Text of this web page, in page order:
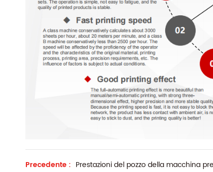
Precedente : Prestazioni del pozzo della macchina